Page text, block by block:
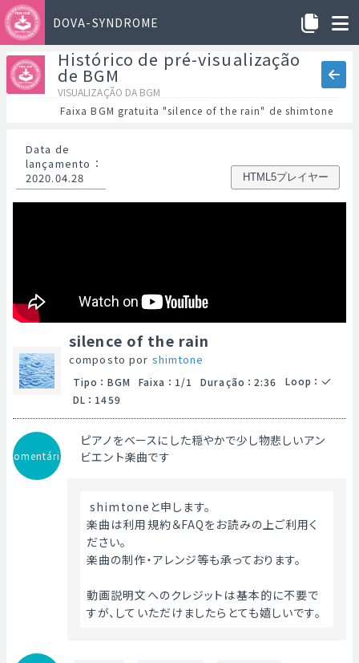
DOVA-SYNDROME
Histórico de pré-visualização
de BGM
VISUALIZAÇÃO DA BGM
Faixa BGM gratuita "silence of the rain" de shimtone
Data de
lançamento ：
2020.04.28
HTML5プレイヤー
silence of the rain
composto por shimtone
Tipo ： BGM Faixa ： 1/1 Duração ： 2:36 Loop ：
DL ： 1459
Comentário
ピアノをベースにした穏やかで少し物悲しいアン
ビエント楽曲です
shimtoneと申します。
楽曲は利用規約＆FAQをお読みの上ご利用く
ださい。
楽曲の制作・アレンジ等も承っております。
動画説明文へのクレジットは基本的に不要で
すが、していただけましたらとても嬉しいです。